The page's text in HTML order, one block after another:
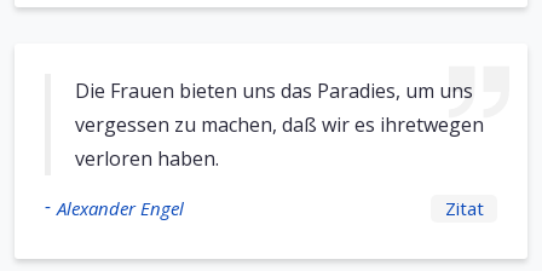
Die Frauen bieten uns das Paradies, um uns
vergessen zu machen, daß wir es ihretwegen
verloren haben.
- Alexander Engel Zitat